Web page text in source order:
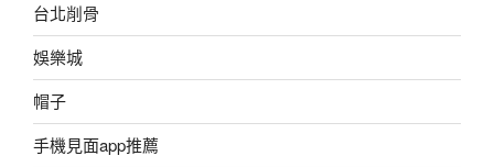
台北削骨
娛樂城
帽子
手機見面app推薦